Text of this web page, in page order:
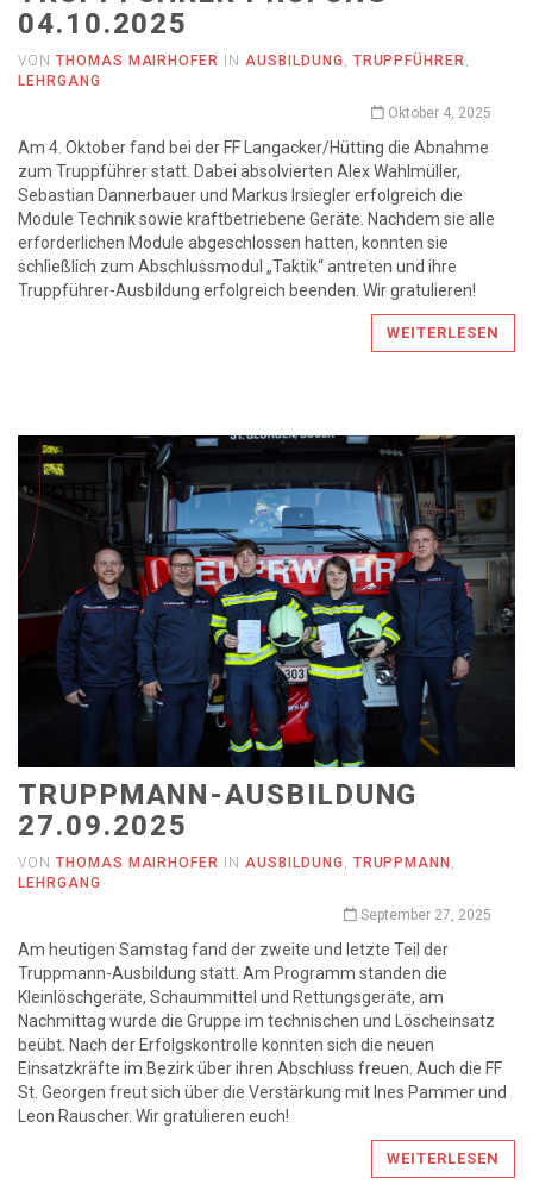
04.10.2025
VON THOMAS MAIRHOFER INAUSBILDUNG , TRUPPFÜHRER,
LEHRGANG
Oktober 4, 2025
Am 4. Oktober fand bei der FF Langacker/Hütting die Abnahme
zum Truppführer statt. Dabei absolvierten Alex Wahlmüller,
Sebastian Dannerbauer und Markus Irsiegler erfolgreich die
Module Technik sowie kraftbetriebene Geräte. Nachdem sie alle
erforderlichen Module abgeschlossen hatten, konnten sie
schließlich zum Abschlussmodul „Taktik“ antreten und ihre
Truppführer-Ausbildung erfolgreich beenden. Wir gratulieren!
WEITERLESEN
TRUPPMANN-AUSBILDUNG
27.09.2025
VON THOMAS MAIRHOFER INAUSBILDUNG , TRUPPMANN ,
LEHRGANG
September 27, 2025
Am heutigen Samstag fand der zweite und letzte Teil der
Truppmann-Ausbildung statt. Am Programm standen die
Kleinlöschgeräte, Schaummittel und Rettungsgeräte, am
Nachmittag wurde die Gruppe im technischen und Löscheinsatz
beübt. Nach der Erfolgskontrolle konnten sich die neuen
Einsatzkräfte im Bezirk über ihren Abschluss freuen. Auch die FF
St. Georgen freut sich über die Verstärkung mit Ines Pammer und
Leon Rauscher. Wir gratulieren euch!
WEITERLESEN